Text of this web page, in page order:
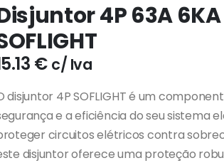
4P 63A 6KA
€ c/ Iva
disjuntor 4P SOFLIGHT é um
e a eficiência do seu sistema
circuitos elétricos contra
disjuntor oferece uma proteção